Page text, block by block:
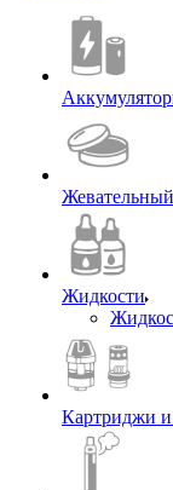
Жидкости
Картриджи и